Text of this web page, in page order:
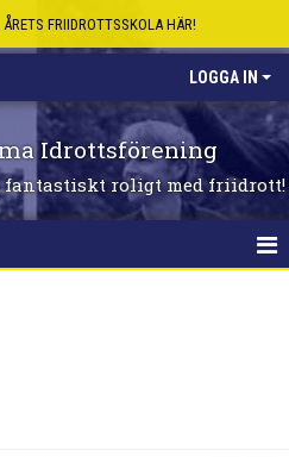
FRIIDROTTSSKOLA HÄR!
LOGGA IN
Idrottsförening
fantastiskt roligt med friidrott!